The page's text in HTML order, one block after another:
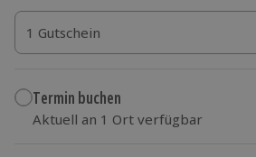
1 Gutschein
1 Gutschein
1 Gutschein
Termin buchen
Aktuell an 1 Ort verfügbar